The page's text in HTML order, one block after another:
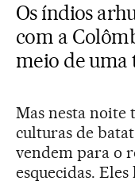
Os índios
com a
meio de uma
Mas nesta noite
culturas de
vendem para o
esquecidas.